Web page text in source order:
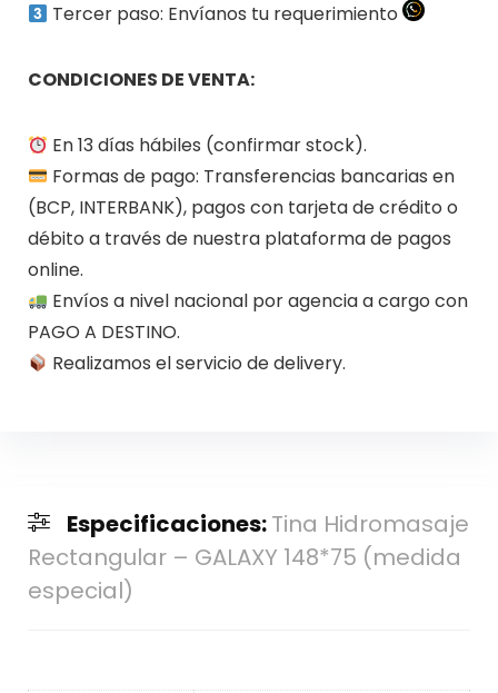
Tercer paso: Envíanos tu requerimiento
CONDICIONES DE VENTA:
En 13 días hábiles (confirmar stock).
Formas de pago: Transferencias bancarias en
(BCP, INTERBANK), pagos con tarjeta de crédito o
débito a través de nuestra plataforma de pagos
online.
Envíos a nivel nacional por agencia a cargo con
PAGO A DESTINO.
Realizamos el servicio de delivery.
Especificaciones:Tina Hidromasaje
Rectangular – GALAXY 148*75 (medida
especial)